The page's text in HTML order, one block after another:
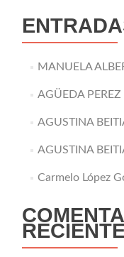
MANUELA
AGÜEDA
AGUSTINA
AGUSTINA
Carmelo López